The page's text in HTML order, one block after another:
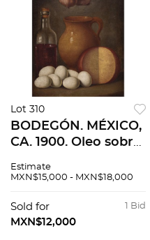
Lot 310
BODEGÓN. MÉXICO,
CA. 1900. Oleo sobre
ilegible al frente. 47
Estimate
MXN$15,000 - MXN$18,000
1 Bid
Sold for
MXN$12,000